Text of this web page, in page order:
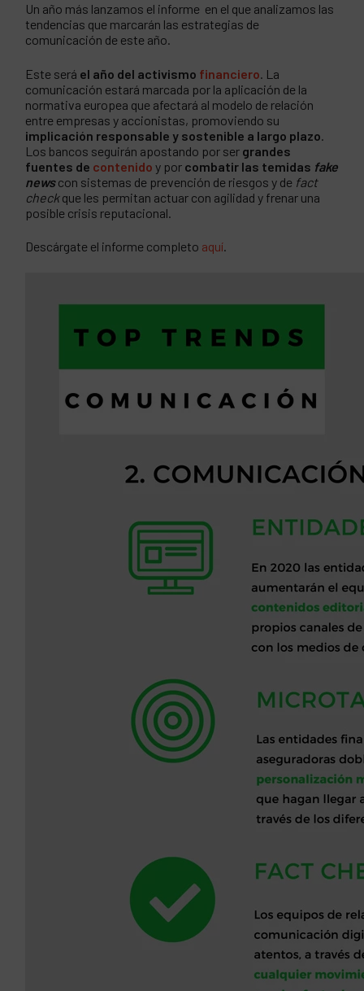
Un año más lanzamos el informe en el que analizamos las
tendencias que marcarán las estrategias de
comunicación de este año.
Este será el año del activismo financiero . La
comunicación estará marcada por la aplicación de la
normativa europea que afectará al modelo de relación
entre empresas y accionistas, promoviendo su
implicación responsable y sostenible a largo plazo
Los bancos seguirán apostando por ser grandes
fuentes de contenido y por combatir las temidas fake
newscon sistemas de prevención de riesgos y de fact
checkque les permitan actuar con agilidad y frenar una
posible crisis reputacional.
Descárgate el informe completo aquí.